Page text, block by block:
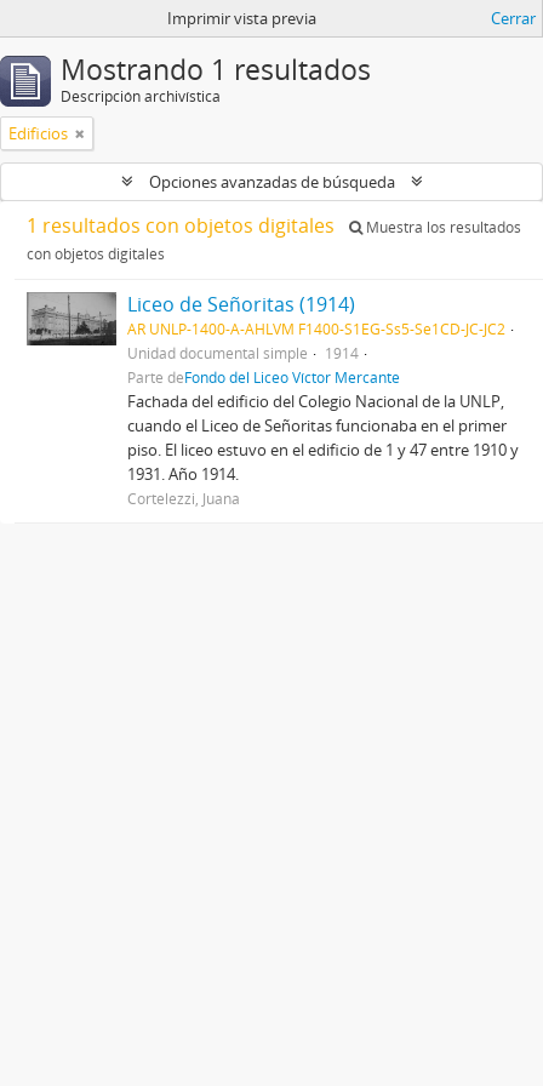
Imprimir vista previa Cerrar
Mostrando 1 resultados
Descripción archivística
Edificios
Opciones avanzadas de búsqueda
1 resultados con objetos digitales
Muestra los resultados
con objetos digitales
Liceo de Señoritas (1914)
AR UNLP-1400-A-AHLVM F1400-S1EG-Ss5-Se1CD-JC-JC2
Unidad documental simple
1914
Parte deFondo del Liceo Víctor Mercante
Fachada del edificio del Colegio Nacional de la UNLP,
cuando el Liceo de Señoritas funcionaba en el primer
piso. El liceo estuvo en el edificio de 1 y 47 entre 1910 y
1931. Año 1914.
Cortelezzi, Juana